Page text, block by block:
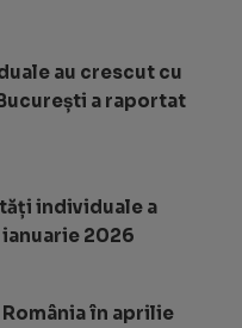
au crescut cu
a raportat
individuale a
ianuarie 2026
în aprilie